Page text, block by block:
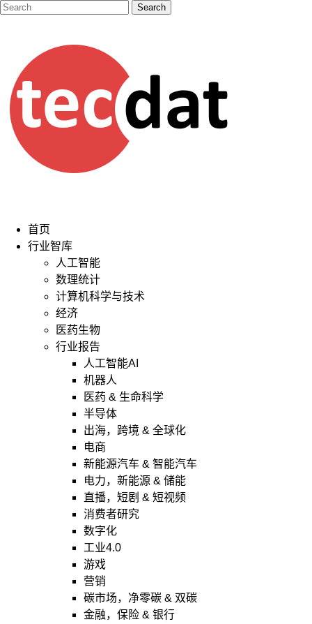
首页
行业智库
人工智能
数理统计
计算机科学与技术
经济
医药生物
行业报告
人工智能AI
机器人
医药 & 生命科学
半导体
出海，跨境 & 全球化
电商
新能源汽车 & 智能汽车
电力，新能源 & 储能
直播，短剧 & 短视频
消费者研究
数字化
工业4.0
游戏
营销
碳市场，净零碳 & 双碳
金融，保险 & 银行